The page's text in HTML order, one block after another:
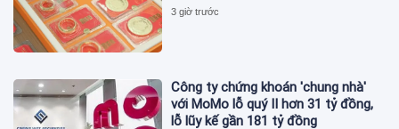
3 giờ trước
Công ty chứng khoán 'chung nhà'
với MoMo lỗ quý II hơn 31 tỷ đồng,
lỗ lũy kế gần 181 tỷ đồng